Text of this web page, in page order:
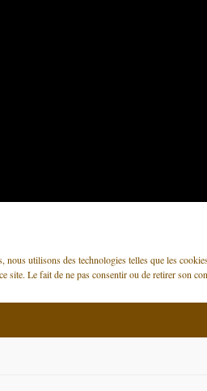
utilisons des technologies telles que les
site. Le fait de ne pas consentir ou de retirer son